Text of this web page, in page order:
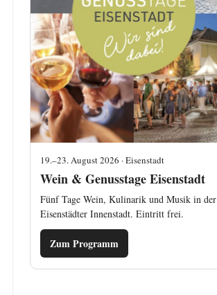
19.–23. August 2026 · Eisenstadt
Wein & Genusstage Eisenstadt
Fünf Tage Wein, Kulinarik und Musik in der
Eisenstädter Innenstadt. Eintritt frei.
Zum Programm